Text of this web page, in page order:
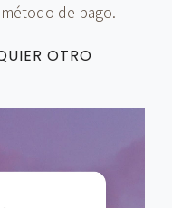
de pago.
OTRO